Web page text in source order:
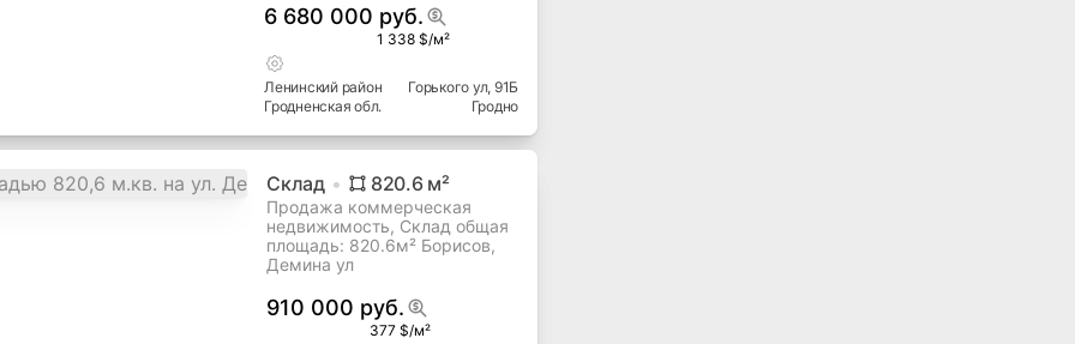
6 680 000 руб.
1 338 $/м²
Ленинскийрайон
Гродненская обл.
Горького ул, 91Б
Гродно
Склад 820.6м²
Продажа коммерческая
недвижимость, Склад общая
площадь: 820.6м² Борисов,
Демина ул
910 000 руб.
377 $/м²